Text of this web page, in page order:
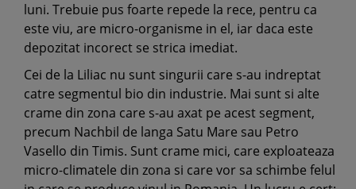
luni. Trebuie pus foarte repede la rece, pentru ca
este viu, are micro-organisme in el, iar daca este
depozitat incorect se strica imediat.
Cei de la Liliac nu sunt singurii care s-au indreptat
catre segmentul bio din industrie. Mai sunt si alte
crame din zona care s-au axat pe acest segment,
precum Nachbil de langa Satu Mare sau Petro
Vasello din Timis. Sunt crame mici, care exploateaza
micro-climatele din zona si care vor sa schimbe felul